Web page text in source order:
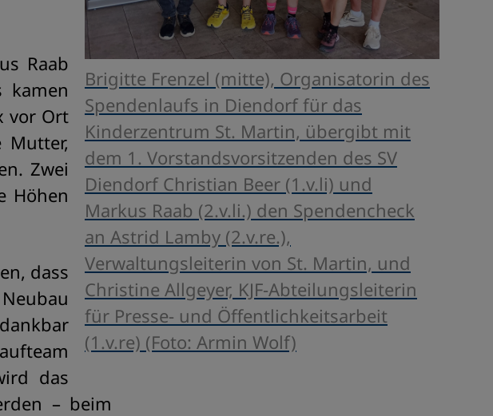
Brigitte Frenzel (mitte), Organisatorin des
Spendenlaufs in Diendorf für das
Kinderzentrum St. Martin, übergibt mit
dem 1. Vorstandsvorsitzenden des SV
Diendorf Christian Beer (1.v.li) und
Markus Raab (2.v.li.) den Spendencheck
an Astrid Lamby (2.v.re.),
Verwaltungsleiterin von St. Martin, und
Christine Allgeyer, KJF-Abteilungsleiterin
für Presse- und Öffentlichkeitsarbeit
(1.v.re) (Foto: Armin Wolf)
Raab
kamen
vor Ort
Zwei
Höhen
dass
das
– beim